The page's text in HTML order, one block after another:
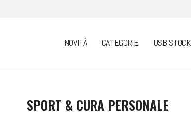
NOVITÁ CATEGORIE USB STOCK
SPORT & CURA PERSONALE